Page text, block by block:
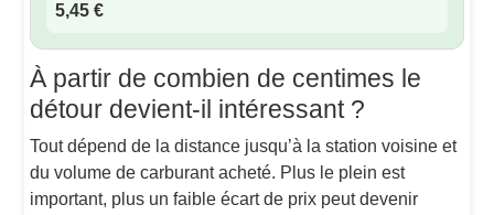
5,45 €
À partir de combien de centimes le
détour devient-il intéressant ?
Tout dépend de la distance jusqu’à la station voisine et
du volume de carburant acheté. Plus le plein est
important, plus un faible écart de prix peut devenir